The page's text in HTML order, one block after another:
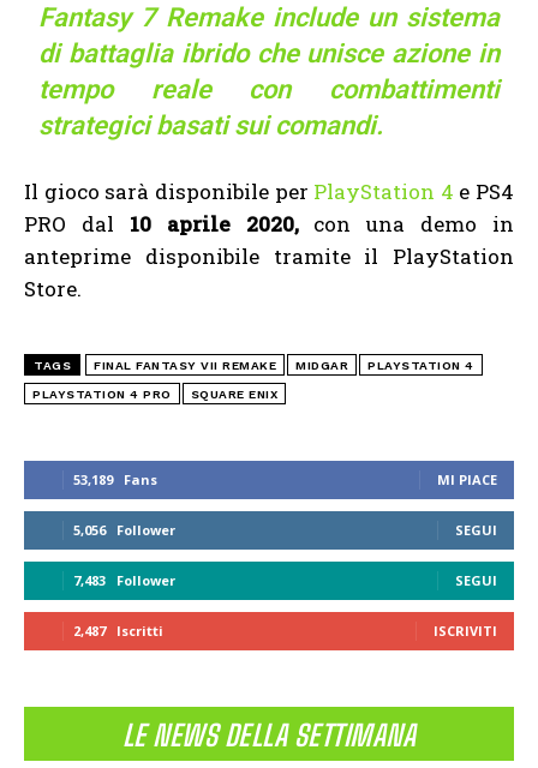
53,189 Fans MI PIACE
5,056 Follower SEGUI
7,483 Follower SEGUI
2,487 Iscritti ISCRIVITI
LE NEWS DELLA SETTIMANA
Fantasy 7 Remake include un sistema
di battaglia ibrido che unisce azione in
tempo reale con combattimenti
strategici basati sui comandi.
Il gioco sarà disponibile per PlayStation 4 e PS4
PRO dal 10 aprile 2020, con una demo in
anteprime disponibile tramite il PlayStation
Store.
TAGS FINAL FANTASY VII REMAKE MIDGAR PLAYSTATION 4
PLAYSTATION 4 PRO SQUARE ENIX